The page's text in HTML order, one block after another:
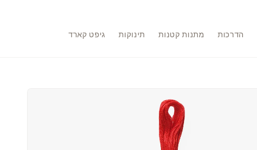
הדרכות מתנות קטנות תינוקות גיפט קארד